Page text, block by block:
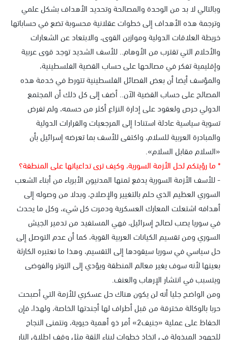
وبالتالي لا بد من الوحدة والمصالحة وتحديد الأهداف بشكل علمي
وترجمة هذه الأهداف إلى خطوات عقلانية محسوبة تضع في حساباتها
خريطة العلاقات الدولية وموازين القوى، والابتعاد عن الشعارات
والأحلام التي تقترب من الأوهام.. للأسف الشديد توجد قوى عربية
وإقليمية تفكر في مصالحها على حساب القضية الفلسطينية،
والمؤسف أيضا أن بعض الفصائل الفلسطينية تتورط في خدمة هذه
المصالح على حساب القضية الآن.. أضف إلى كل ذلك أن المجتمع
الدولي حرص ولعقود على إدارة النزاع أكثر من حسمه، ولم تفرض
تسوية سياسية عادلة استنادا إلى المرجعيات والقرارات الدولية
والمبادرة العربية للسلام، واكتفى للأسف بما تعرضه إسرائيل بأن
«السلام مقابل السلام».
* ما رؤيتكم لحل الأزمة السورية، وكيف ترى تداعياتها على المنطقة؟
- للأسف الأزمة السورية يدفع ثمنها المدنيون الأبرياء من أبناء الشعب
السوري العظيم الذي حلم بالتغيير والإصلاح، وبدلا من وصوله إلى
أهدافه اشتعلت المعارك العسكرية ودمرت كل شيء، وكل ما يحدث
في سوريا يصب لصالح إسرائيل، فهي المستفيد من تدمير الجيش
السوري ومن تقسيم الكيانات العربية القوية، كما أن عدم التوصل إلى
حل سياسي في سوريا سيقودها إلى التقسيم، وهذا ما نعتبره الكارثة
بعينها لأنه سوف يغير معالم المنطقة ويؤدي إلى التوتر والفوضى
ويتسبب في انتشار الإرهاب والعنف.
ومن الواضح جليا أنه لن يكون هناك حل عسكري للأزمة التي أصبحت
حربا بالوكالة مخترقة من قبل أطراف لها أجندتها الخاصة، ولهذا، فإن
الحفاظ على عملية «جنيف2» أمر ذو أهمية حيوية، ونتمنى النجاح
للجهود المبذولة في اتخاذ خطوات لبناء الثقة مثل وقف إطلاق النار